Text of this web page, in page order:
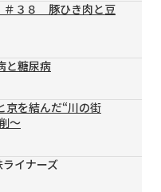
３８ 豚ひき肉と豆
と糖尿病
を結んだ“川の街
～
イナーズ